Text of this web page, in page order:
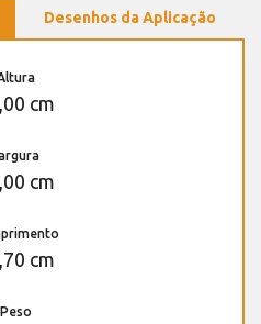
Desenhos da Aplicação
cm
cm
cm
Peso